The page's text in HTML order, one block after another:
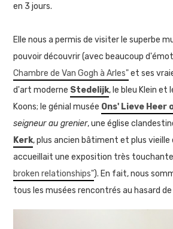
en 3 jours.
Elle nous a permis de visiter le superbe
pouvoir découvrir (avec beaucoup
Chambre de Van Gogh à Arles"et ses
d'art moderne Stedelijk, le bleu Klein et
Koons; le génial musée Ons' Lieve Heer
seigneur au grenier, une église
Kerk, plus ancien bâtiment et plus vieille
accueillait une exposition très
broken relationships"). En fait, nous
tous les musées rencontrés au hasard